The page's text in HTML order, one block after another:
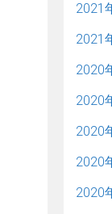
2021
2021
2020
2020
2020
2020
2020